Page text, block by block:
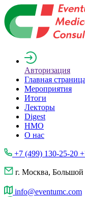
Авторизация
Главная страница
Мероприятия
Итоги
Лекторы
Digest
НМО
О нас
+7 (499) 130-25-20
г. Москва, Большой
info@eventumc.com